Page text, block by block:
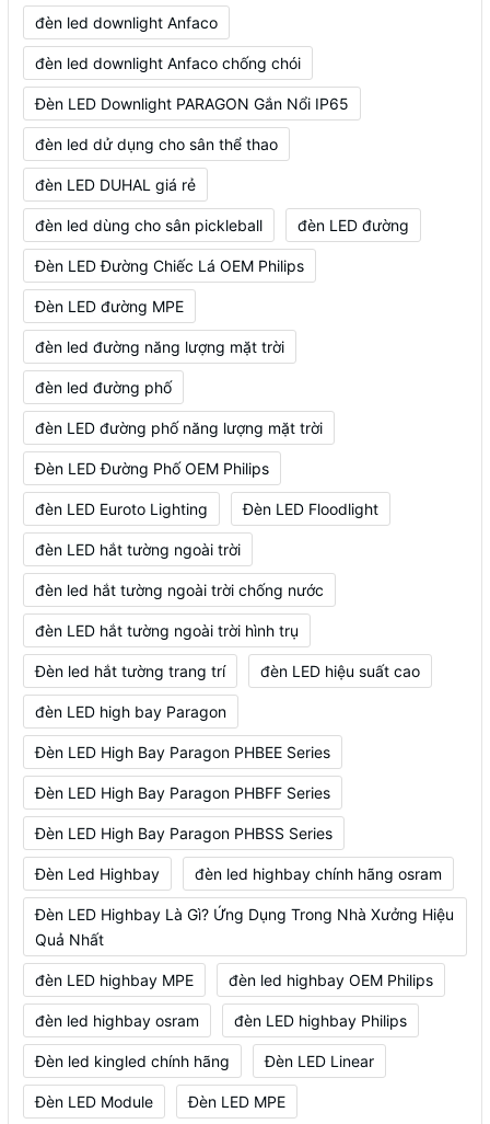
đèn led downlight Anfaco
đèn led downlight Anfaco chống chói
Đèn LED Downlight PARAGON Gắn Nổi IP65
đèn led dử dụng cho sân thể thao
đèn LED DUHAL giá rẻ
đèn led dùng cho sân pickleball đèn LED đường
Đèn LED Đường Chiếc Lá OEM Philips
Đèn LED đường MPE
đèn led đường năng lượng mặt trời
đèn led đường phố
đèn LED đường phố năng lượng mặt trời
Đèn LED Đường Phố OEM Philips
đèn LED Euroto Lighting Đèn LED Floodlight
đèn LED hắt tường ngoài trời
đèn led hắt tường ngoài trời chống nước
đèn LED hắt tường ngoài trời hình trụ
Đèn led hắt tường trang trí đèn LED hiệu suất cao
đèn LED high bay Paragon
Đèn LED High Bay Paragon PHBEE Series
Đèn LED High Bay Paragon PHBFF Series
Đèn LED High Bay Paragon PHBSS Series
Đèn Led Highbay đèn led highbay chính hãng osram
Đèn LED Highbay Là Gì? Ứng Dụng Trong Nhà Xưởng Hiệu
Quả Nhất
đèn LED highbay MPE đèn led highbay OEM Philips
đèn led highbay osram đèn LED highbay Philips
Đèn led kingled chính hãng Đèn LED Linear
Đèn LED Module Đèn LED MPE